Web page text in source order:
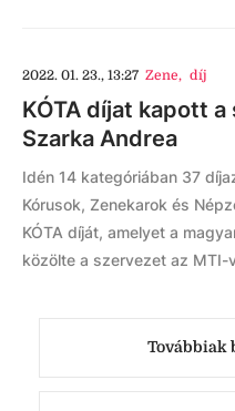
2022. 01. 23., 13:27 Zene, díj
KÓTA díjat kapott
Szarka Andrea
Idén 14 kategóriában 37
Kórusok, Zenekarok és
KÓTA díját, amelyet a
közölte a szervezet az MTI-
Továbbiak